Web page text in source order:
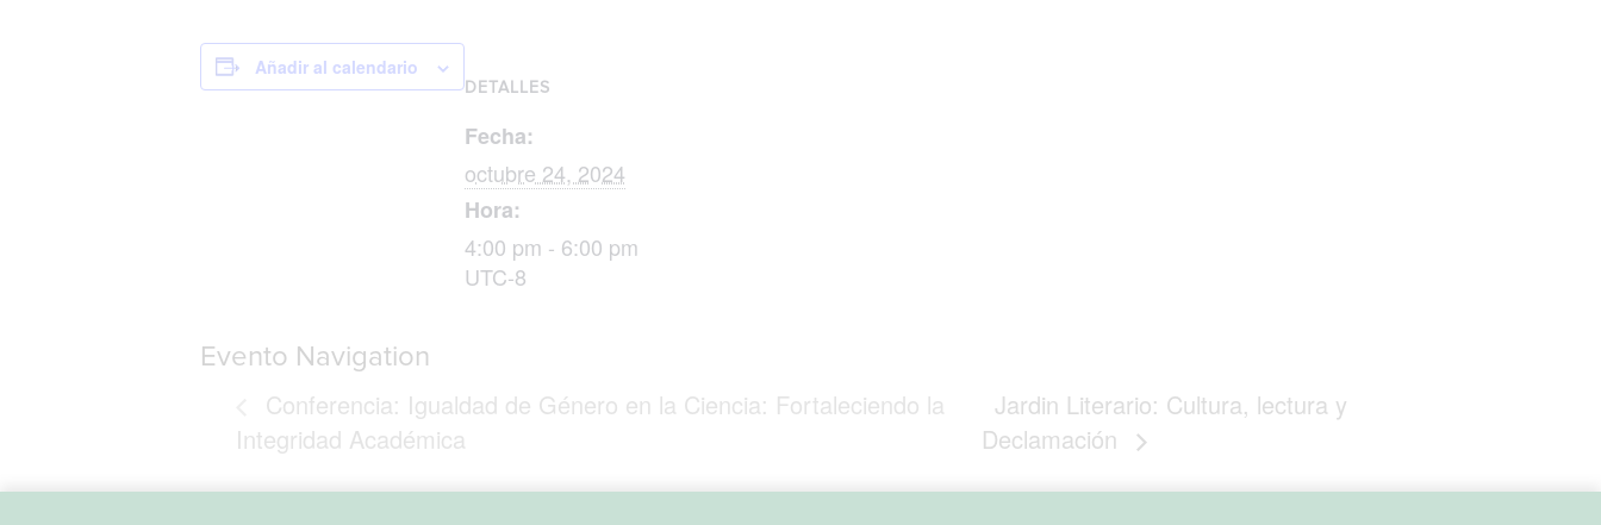
Añadir al calendario
DETALLES
Fecha:
octubre 24, 2024
Hora:
4:00 pm - 6:00 pm
UTC-8
Evento Navigation
Conferencia: Igualdad de Género en la Ciencia: Fortaleciendo la
Integridad Académica
Jardin Literario: Cultura, lectura y
Declamación